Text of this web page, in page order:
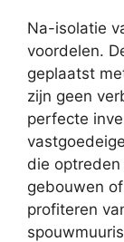
Na-isolatie
voordelen.
geplaatst
zijn geen
perfecte
die
gebouwen
profiteren